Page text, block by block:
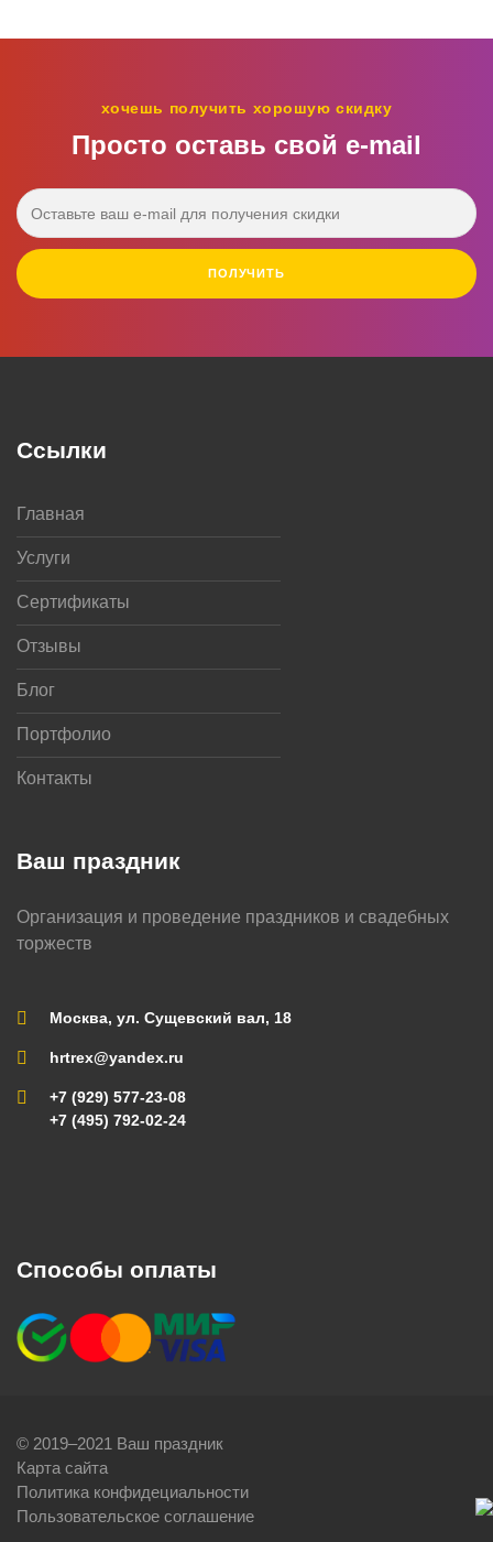
хочешь получить хорошую скидку
Просто оставь свой e‑mail
ПОЛУЧИТЬ
Ваш праздник
Организация и проведение праздников и свадебных
торжеств
Москва, ул. Сущевский вал, 18
hrtrex@yandex.ru
+7 (929) 577-23-08
+7 (495) 792-02-24
Ссылки
Главная
Услуги
Сертификаты
Отзывы
Блог
Портфолио
Контакты
Способы оплаты
© 2019–2021 Ваш праздник
Карта сайта
Политика конфидециальности
Пользовательское соглашение